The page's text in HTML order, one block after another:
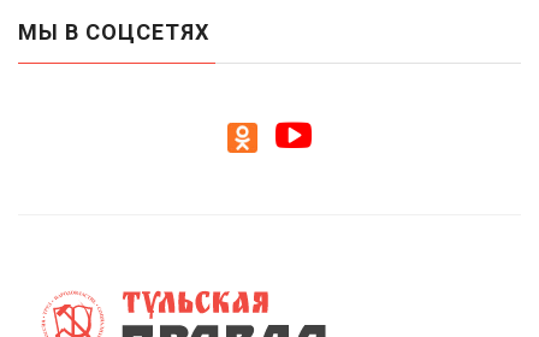
МЫ В СОЦСЕТЯХ